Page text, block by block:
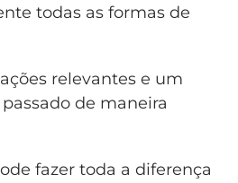
todas as formas de
relevantes e um
de maneira
fazer toda a diferença